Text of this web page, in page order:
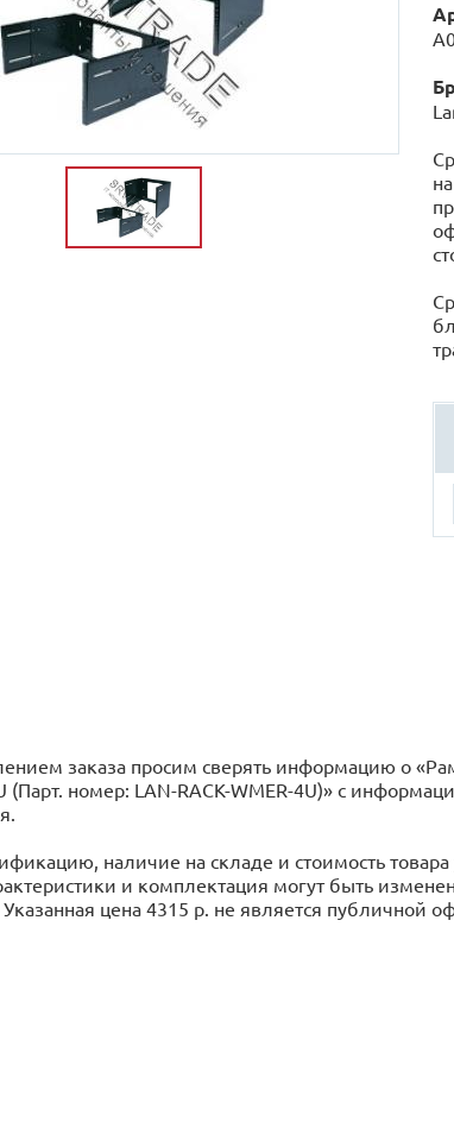
заказа просим сверять информацию о
(Парт. номер: LAN-RACK-WMER-4U)» с
наличие на складе и стоимость
и комплектация могут быть
цена 4315 р. не является публичной